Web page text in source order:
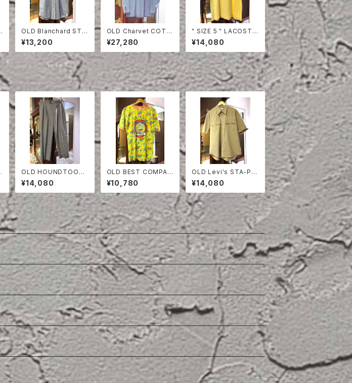
OLD Blanchard STRI
PE COTTON HALF S
LEEVE SHIRT
¥13,200
OLD Charvet COTT
ON SHIRT
¥27,280
" SIZE 5 " LACOSTE
POLO SHIRT YELLO
W
¥14,080
OLD HOUNDTOOT
H TWO TUCK TROU
SERS
¥14,080
OLD BEST COMPAN
Y T- SHIRT
¥10,780
OLD Levi's STA-PR
EST HALF SLEEVE S
HIRT
¥14,080